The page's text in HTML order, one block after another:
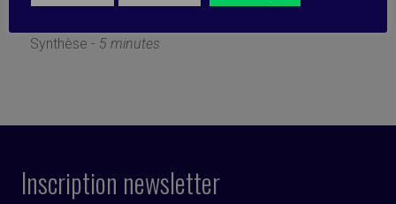
Synthèse - 5 minutes
Inscription newsletter